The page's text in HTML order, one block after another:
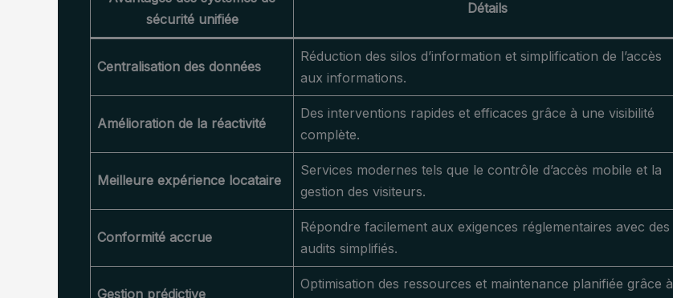
sécurité unifiée
Détails
Centralisation des données
Réduction des silos d’information et simplification de l’accès
aux informations.
Amélioration de la réactivité
Des interventions rapides et efficaces grâce à une visibilité
complète.
Meilleure expérience locataire
Services modernes tels que le contrôle d’accès mobile et la
gestion des visiteurs.
Conformité accrue
Répondre facilement aux exigences réglementaires avec des
audits simplifiés.
Gestion prédictive
Optimisation des ressources et maintenance planifiée grâce à